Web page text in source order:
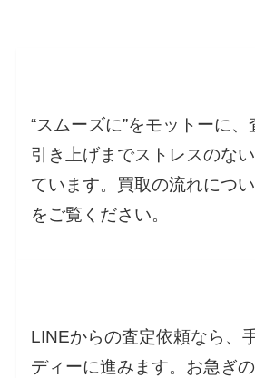
“スムーズに”をモットーに、
引き上げまでストレスのな
ています。買取の流れにつ
をご覧ください。
LINEからの査定依頼なら、
ディーに進みます。 お急ぎ